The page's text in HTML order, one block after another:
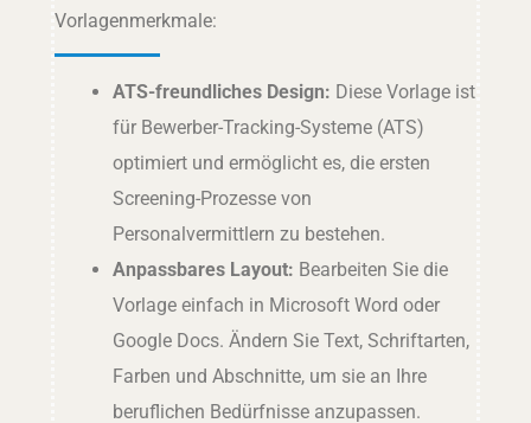
Vorlagenmerkmale:
ATS-freundliches Design: Diese Vorlage ist
für Bewerber-Tracking-Systeme (ATS)
optimiert und ermöglicht es, die ersten
Screening-Prozesse von
Personalvermittlern zu bestehen.
Anpassbares Layout: Bearbeiten Sie die
Vorlage einfach in Microsoft Word oder
Google Docs. Ändern Sie Text, Schriftarten,
Farben und Abschnitte, um sie an Ihre
beruflichen Bedürfnisse anzupassen.